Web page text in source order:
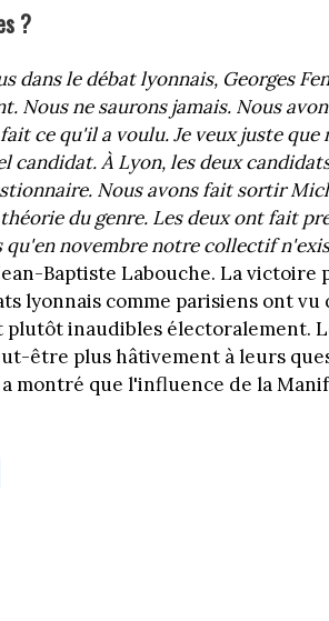
?
dans le débat lyonnais, Georges
Nous ne saurons jamais. Nous
ce qu'il a voulu. Je veux juste que
candidat. À Lyon, les deux
Nous avons fait sortir
du genre. Les deux ont fait
novembre notre collectif
Baptiste Labouche. La
lyonnais comme parisiens ont vu
plutôt inaudibles électoralement.
être plus hâtivement à leurs
montré que l'influence de la